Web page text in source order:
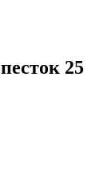
25